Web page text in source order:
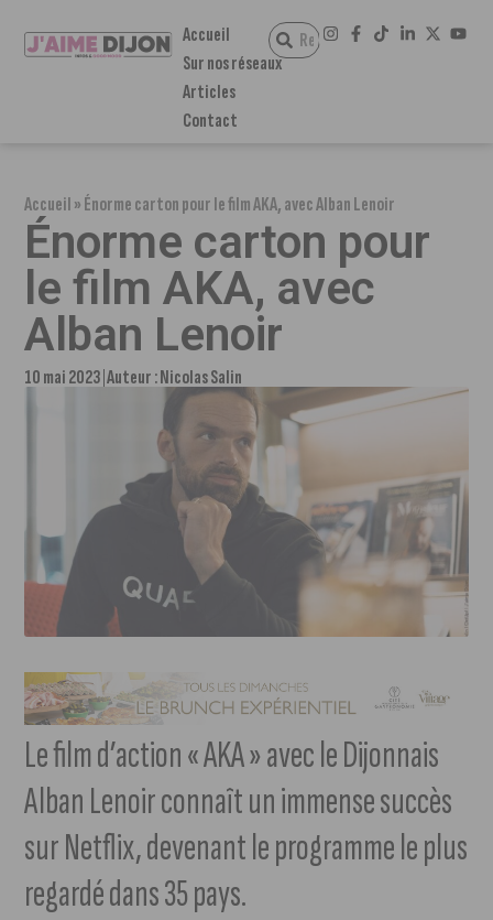
Accueil
Sur nos réseaux
Articles
Contact
Accueil»Énorme carton pour le film AKA, avec Alban Lenoir
Énorme carton pour
le film AKA, avec
Alban Lenoir
10 mai 2023 Auteur :Nicolas Salin
Le film d’action « AKA » avec le Dijonnais
Alban Lenoir connaît un immense succès
sur Netflix, devenant le programme le plus
regardé dans 35 pays.